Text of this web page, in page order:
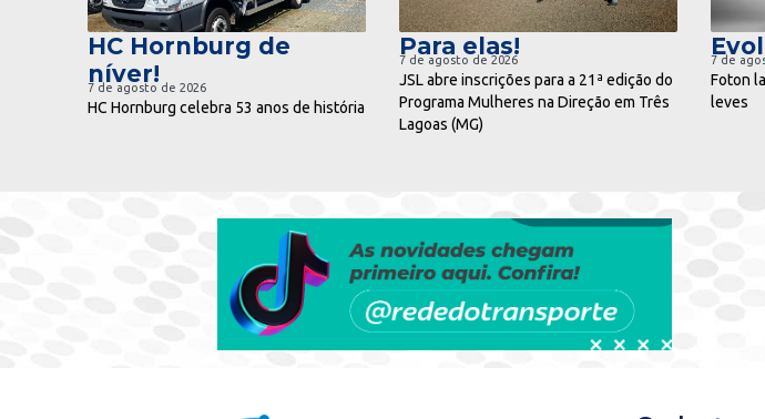
HC Hornburg de
níver!
7 de agosto de 2026
HC Hornburg celebra 53 anos de história
Para elas!
7 de agosto de 2026
JSL abre inscrições para a 21ª edição do
Programa Mulheres na Direção em Três
Lagoas (MG)
7 de
Foton
leves